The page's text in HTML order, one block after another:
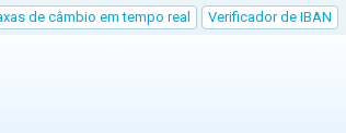
de câmbio em tempo real Verificador de IBAN